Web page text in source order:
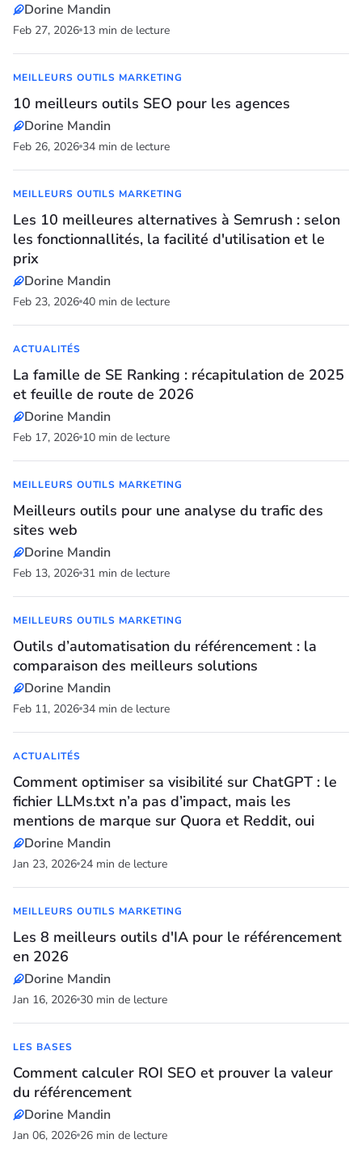
Dorine Mandin
Feb 27, 2026 13 min de lecture
MEILLEURS OUTILS MARKETING
10 meilleurs outils SEO pour les agences
Dorine Mandin
Feb 26, 2026 34 min de lecture
MEILLEURS OUTILS MARKETING
Les 10 meilleures alternatives à Semrush : selon
les fonctionnallités, la facilité d'utilisation et le
prix
Dorine Mandin
Feb 23, 2026 40 min de lecture
ACTUALITÉS
La famille de SE Ranking : récapitulation de 2025
et feuille de route de 2026
Dorine Mandin
Feb 17, 2026 10 min de lecture
MEILLEURS OUTILS MARKETING
Meilleurs outils pour une analyse du trafic des
sites web
Dorine Mandin
Feb 13, 2026 31 min de lecture
MEILLEURS OUTILS MARKETING
Outils d’automatisation du référencement : la
comparaison des meilleurs solutions
Dorine Mandin
Feb 11, 2026 34 min de lecture
ACTUALITÉS
Comment optimiser sa visibilité sur ChatGPT : le
fichier LLMs.txt n’a pas d’impact, mais les
mentions de marque sur Quora et Reddit, oui
Dorine Mandin
Jan 23, 2026 24 min de lecture
MEILLEURS OUTILS MARKETING
Les 8 meilleurs outils d'IA pour le référencement
en 2026
Dorine Mandin
Jan 16, 2026 30 min de lecture
LES BASES
Comment calculer ROI SEO et prouver la valeur
du référencement
Dorine Mandin
Jan 06, 2026 26 min de lecture